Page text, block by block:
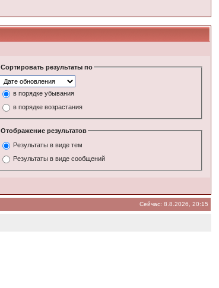
Сортировать результаты по
в порядке убывания
в порядке возрастания
Отображение результатов
Результаты в виде тем
Результаты в виде сообщений
Сейчас: 8.8.2026, 20:15